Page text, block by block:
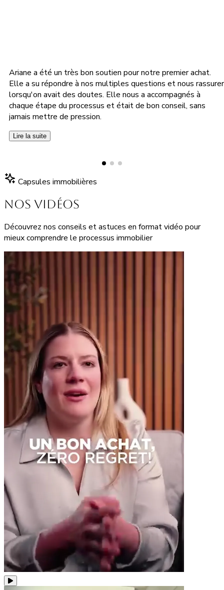
Ariane a été un très bon soutien pour notre premier achat.
Elle a su répondre à nos multiples questions et nous rassurer
lorsqu'on avait des doutes. Elle nous a accompagnés à
chaque étape du processus et était de bon conseil, sans
jamais mettre de pression.
Lire la suite
Capsules immobilières
Nos vidéos
Découvrez nos conseils et astuces en format vidéo pour
mieux comprendre le processus immobilier